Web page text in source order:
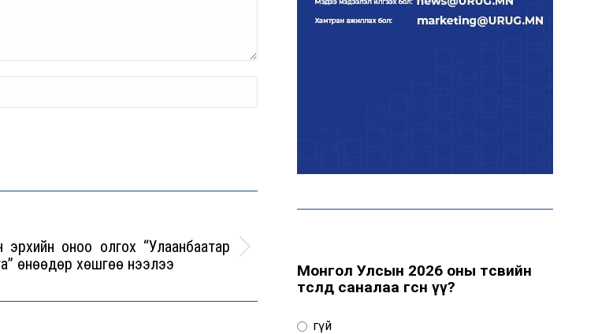
эрхийн оноо олгох “Улаанбаатар
өнөөдөр хөшгөө нээлээ
Шатахууны нийлүүлэлт
Монгол Улсын 2026 оны төсвийн
төсөлд саналаа өгсөн үү?
Үгүй